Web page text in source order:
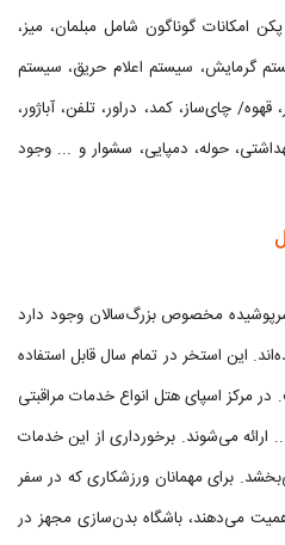
امکانات گوناگون شامل مبلمان، میز،
گرمایش، سیستم اعلام حریق، سیستم
چای‌ساز، کمد، دراور، تلفن، آباژور،
حوله، دمپایی، سشوار و ... وجود
مخصوص بزرگ‌سالان وجود دارد
این استخر در تمام سال قابل استفاده
مرکز اسپای هتل انواع خدمات مراقبتی
ارائه می‌شوند. برخورداری از این خدمات
برای مهمانان ورزشکاری که در سفر
می‌دهند، باشگاه بدن‌سازی مجهز در